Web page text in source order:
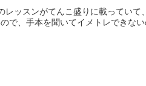
レッスンがてんこ盛りに載っていて
で、手本を聞いてイメトレできない